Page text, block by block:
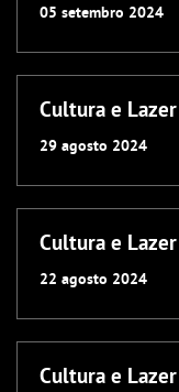
05 setembro 2024
Cultura e
29 agosto 2024
Cultura e
22 agosto 2024
Cultura e